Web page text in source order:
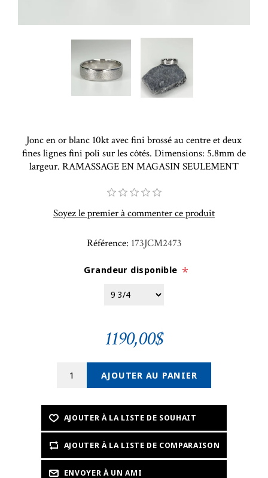
Jonc en or blanc 10kt avec fini brossé au centre et deux
fines lignes fini poli sur les côtés. Dimensions: 5.8mm de
largeur. RAMASSAGE EN MAGASIN SEULEMENT
Soyez le premier à commenter ce produit
Référence: 173JCM2473
Grandeur disponible *
1190,00$